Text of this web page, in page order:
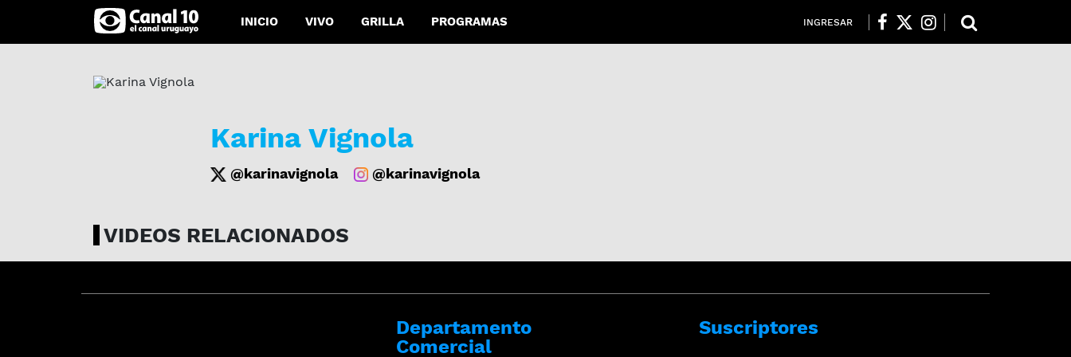
INICIO VIVO GRILLA PROGRAMAS INGRESAR
Karina Vignola
@karinavignola @karinavignola
VIDEOS RELACIONADOS
Departamento
Comercial
Suscriptores